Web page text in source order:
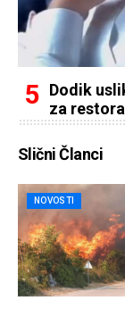
Dodik
za
Slični Članci
NOVOSTI